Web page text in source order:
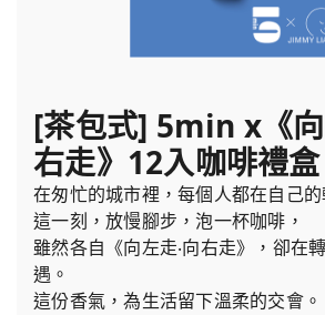
[茶包式] 5min x《
右走》12入咖啡禮
在匆忙的城市裡，每個人都在自己的
這一刻，放慢腳步，泡一杯咖啡，
雖然各自《向左走‧向右走》，卻在
遇。
這份香氣，為生活留下溫柔的交會。